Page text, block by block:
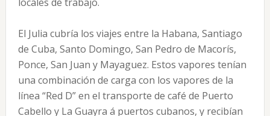
El Julia cubría los viajes entre la Habana, Santiago
de Cuba, Santo Domingo, San Pedro de Macorís,
Ponce, San Juan y Mayaguez. Estos vapores tenían
una combinación de carga con los vapores de la
línea “Red D” en el transporte de café de Puerto
Cabello y La Guayra á puertos cubanos, y recibían